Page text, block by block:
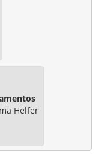
Helfer